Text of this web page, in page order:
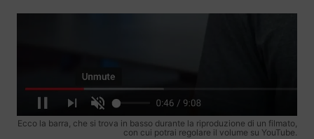
Ecco la barra, che si trova in basso durante la riproduzione di un filmato,
con cui potrai regolare il volume su YouTube.